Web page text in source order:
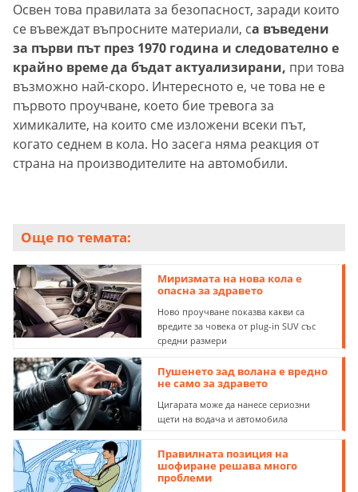
Освен това правилата за безопасност, заради които
се въвеждат въпросните материали, са въведени
за първи път през 1970 година и следователно е
крайно време да бъдат актуализирани, при това
възможно най-скоро. Интересното е, че това не е
първото проучване, което бие тревога за
химикалите, на които сме изложени всеки път,
когато седнем в кола. Но засега няма реакция от
страна на производителите на автомобили.
Още по темата:
Миризмата на нова кола е
опасна за здравето
Ново проучване показва какви са
вредите за човека от plug-in SUV със
средни размери
Пушенето зад волана е вредно
не само за здравето
Цигарата може да нанесе сериозни
щети на водача и автомобила
Правилната позиция на
шофиране решава много
проблеми